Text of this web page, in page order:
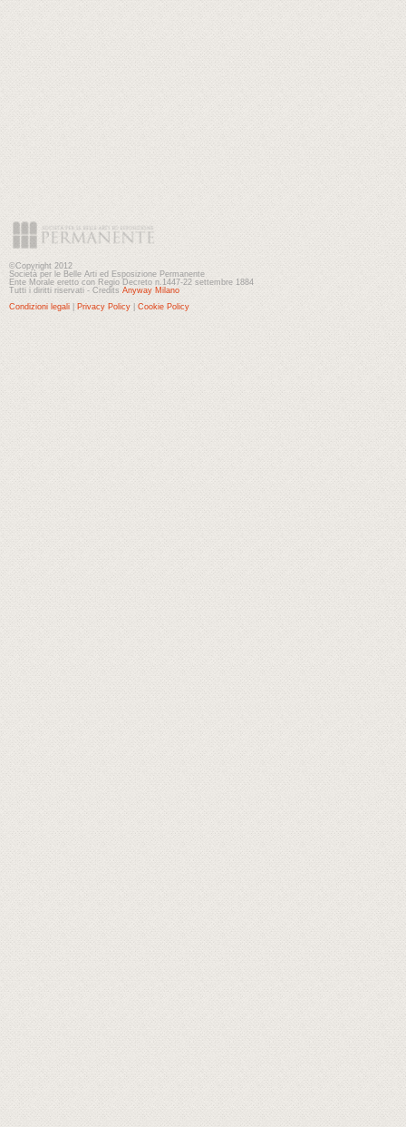
©Copyright 2012
Società per le Belle Arti ed Esposizione Permanente
Ente Morale eretto con Regio Decreto n.1447-22 settembre 1884
Tutti i diritti riservati - Credits Anyway Milano
Condizioni legali
Privacy Policy Cookie Policy